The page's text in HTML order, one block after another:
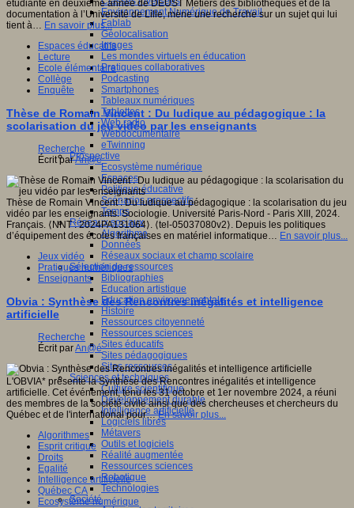
Environnement Numérique de Travail
Fablab
Géolocalisation
Images
Les mondes virtuels en éducation
Pratiques collaboratives
Podcasting
Smartphones
Tableaux numériques
Tablettes
Web radio
Webdocumentaire
eTwinning
Prospective
Ecosystème numérique
Espaces
Politique éducative
Scénarios prospectifs
Temps
Réseaux sociaux
Algorithme
Données
Réseaux sociaux et champ scolaire
Sélection de ressources
Bibliographies
Education artistique
Education environnementale
Histoire
Ressources citoyenneté
Ressources sciences
Sites éducatifs
Sites pédagogiques
Sites ressources
Sciences et techniques
Culture scientifique
Développement durable
Intelligence artificielle
Logiciels libres
Métavers
Outils et logiciels
Réalité augmentée
Ressources sciences
Robotique
Technologies
Société
étudiante en deuxième année de DEUST Métiers des bibliothèques et de la
documentation à l’Université de Lille, mène une recherche sur un sujet qui lui
tient à… En savoir plus...
Espaces éducatifs
Lecture
Ecole élémentaire
Collège
Enquête
Thèse de Romain Vincent : Du ludique au pédagogique : la
scolarisation du jeu vidéo par les enseignants
Recherche
Écrit parAn@é
Thèse de Romain Vincent : Du ludique au pédagogique : la scolarisation du jeu
vidéo par les enseignants. Sociologie. Université Paris-Nord - Paris XIII, 2024.
Français. ⟨NNT : 2024PA131064⟩. ⟨tel-05037080v2⟩. Depuis les politiques
d’équipement des écoles françaises en matériel informatique… En savoir plus...
Jeux vidéo
Pratiques numériques
Enseignants
Obvia : Synthèse des Rencontres inégalités et intelligence
artificielle
Recherche
Écrit parAn@é
L'OBVIA* présente la Synthèse des Rencontres inégalités et intelligence
artificielle. Cet événement, tenu les 31 octobre et 1er novembre 2024, a réuni
des membres de la société civile ainsi que des chercheuses et chercheurs du
Québec et de l'international pour…En savoir plus...
Algorithmes
Esprit critique
Droits
Egalité
Intelligence artificielle
Québec CA
Ecosystème numérique